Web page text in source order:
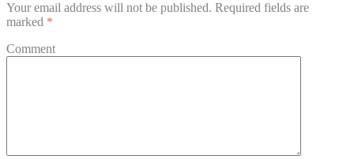
Your email address will not be published. Required fields are
marked *
Comment